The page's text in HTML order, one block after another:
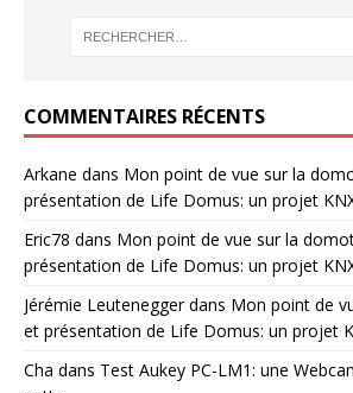
COMMENTAIRES RÉCENTS
Arkane dans Mon point de vue sur la
présentation de Life Domus: un projet
Eric78 dans Mon point de vue sur la
présentation de Life Domus: un projet
Jérémie Leuteneggerdans Mon point de
et présentation de Life Domus: un projet
Cha dans Test Aukey PC-LM1: une